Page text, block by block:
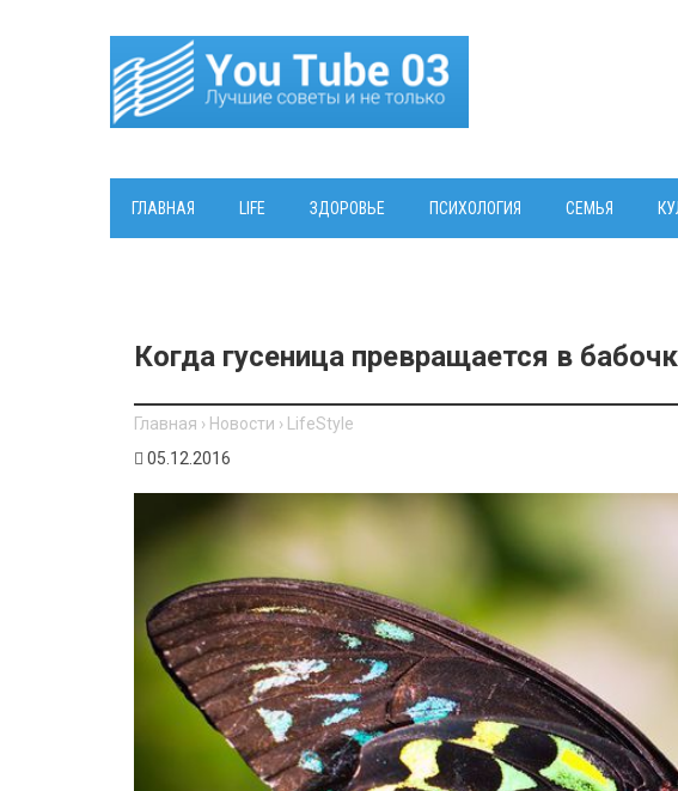
ГЛАВНАЯ LIFE ЗДОРОВЬЕ ПСИХОЛОГИЯ СЕМЬЯ
Когда гусеница превращается в
Главная › Новости › LifeStyle
05.12.2016